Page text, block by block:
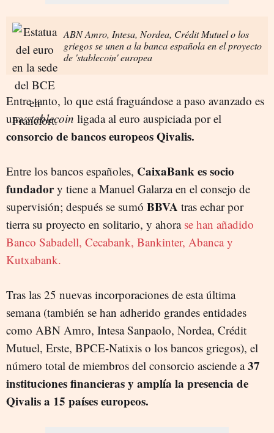
ABN Amro, Intesa, Nordea, Crédit Mutuel o los
griegos se unen a la banca española en el proyecto
de 'stablecoin' europea
Entre tanto, lo que está fraguándose a paso avanzado es
unastablecoin ligada al euro auspiciada por el
consorcio de bancos europeos Qivalis.
Entre los bancos españoles, CaixaBank es socio
fundadory tiene a Manuel Galarza en el consejo de
supervisión; después se sumó BBVA tras echar por
tierra su proyecto en solitario, y ahora se han añadido
Banco Sabadell, Cecabank, Bankinter, Abanca y
Kutxabank.
Tras las 25 nuevas incorporaciones de esta última
semana (también se han adherido grandes entidades
como ABN Amro, Intesa Sanpaolo, Nordea, Crédit
Mutuel, Erste, BPCE-Natixis o los bancos griegos), el
número total de miembros del consorcio asciende a37
instituciones financieras y amplía la presencia de
Qivalis a 15 países europeos.